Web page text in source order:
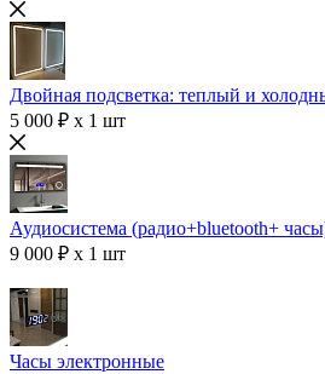
Двойная подсветка: теплый и
5 000 ₽ x 1 шт
Аудиосистема (радио+bluetooth+
9 000 ₽ x 1 шт
Часы электронные